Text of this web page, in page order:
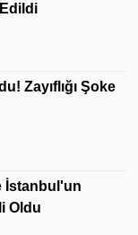
Zayıflığı Şoke
İstanbul'un
Oldu